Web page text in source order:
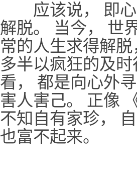
应该说， 即心
解脱。
当今， 世
常的人生求得解
多半以疯狂的及
看， 都是向心外
害人害己。 正像
不知自有家珍，
也富不起来。